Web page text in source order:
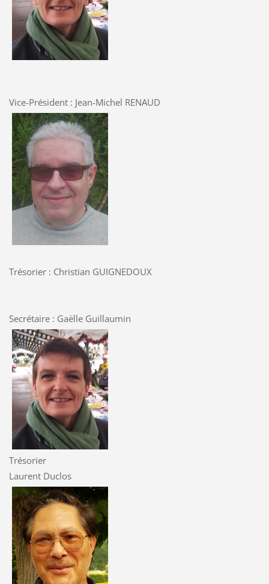
Vice-Président : Jean-Michel RENAUD
Trésorier : Christian GUIGNEDOUX
Secrétaire : Gaëlle Guillaumin
Trésorier
Laurent Duclos